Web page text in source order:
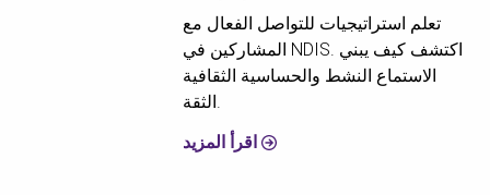
تعلم استراتيجيات للتواصل الفعال مع
المشاركين في NDIS. اكتشف كيف يبني
الاستماع النشط والحساسية الثقافية
الثقة.
اقرأ المزيد